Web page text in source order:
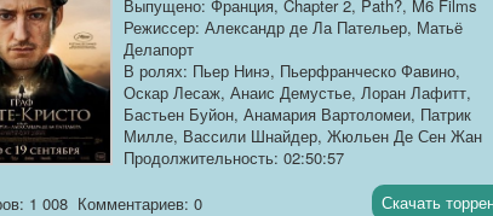
Выпущено: Франция, Chapter 2, Path?, M6 Films
Режиссер: Александр де Ла Пательер, Матьё
Делапорт
В ролях: Пьер Нинэ, Пьерфранческо Фавино,
Оскар Лесаж, Анаис Демустье, Лоран Лафитт,
Бастьен Буйон, Анамария Вартоломеи, Патрик
Милле, Вассили Шнайдер, Жюльен Де Сен Жан
Продолжительность: 02:50:57
Профессиональный многоголосый
[@MUZOBOZ@]
1 008 Комментариев: 0 Скачать